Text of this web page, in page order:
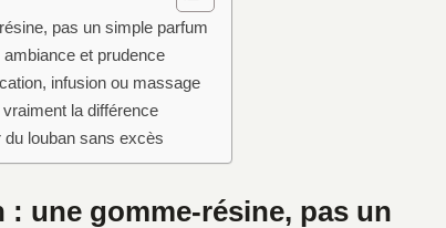
pas un simple parfum
et prudence
infusion ou massage
la différence
louban sans excès
: une gomme-résine, pas un